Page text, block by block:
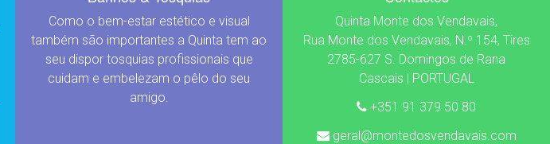
Como o bem-estar estético e visual
também são importantes a Quinta tem ao
seu dispor tosquias profissionais que
cuidam e embelezam o pêlo do seu
amigo.
Quinta Monte dos Vendavais,
Rua Monte dos Vendavais, N.º 154, Tires
2785-627 S. Domingos de Rana
Cascais | PORTUGAL
+351 91 379 50 80
geral@montedosvendavais.com